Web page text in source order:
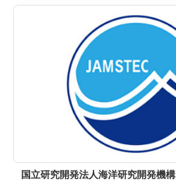
国立研究開発法人海洋研究開発機構